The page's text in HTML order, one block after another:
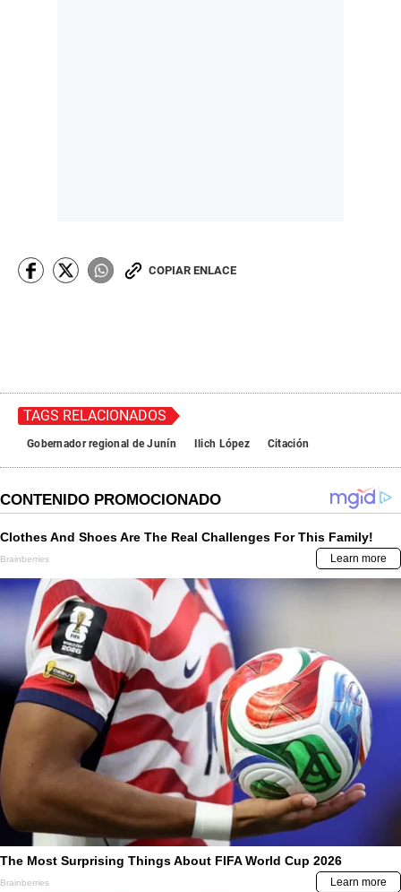
COPIAR ENLACE
TAGS RELACIONADOS
Gobernador regional de Junín Ilich López Citación